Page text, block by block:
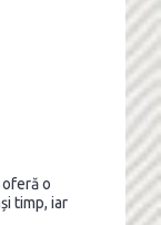
o
timp, iar